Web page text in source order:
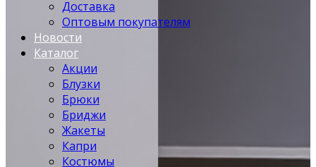
Доставка
Оптовым покупателям
Новости
Каталог
Акции
Блузки
Брюки
Бриджи
Жакеты
Капри
Костюмы